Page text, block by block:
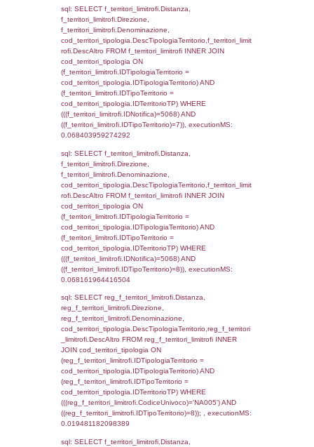
(((f_confini.IDNotifica)=5068));,
0.00041913986206055
sql: SELECT
SEPARATOR '; ') AS DescAltro,
f_territori_limitrofi INNER JOIN
(f_territori_limitrofi.IDTipologiaTerritorio =
cod_territori_tipologia.IDTipologiaTerritorio
f_territori_limitrofi.IDTipoTerritorio =
cod_territori_tipologia.IDTerritorioTP )
((f_territori_limitrofi.IDNotifica) = 5068 ) AND
cod_territori_tipologia.IDTerritorioTP = 1)
executionMS: 0.053952932357788
sql: SELECT f_territori_limitrofi.Distanza,
f_territori_limitrofi.Direzione,
f_territori_limitrofi.DescAltro,
f_territori_limitrofi INNER JOIN
(f_territori_limitrofi.IDTipologiaTerritorio =
cod_territori_tipologia.IDTipologiaTerritorio)
(f_territori_limitrofi.IDTipoTerritorio =
cod_territori_tipologia.IDTerritorioTP)
(((f_territori_limitrofi.IDNotifica)=5068) AND
((f_territori_limitrofi.IDTipoTerritorio)=2)),